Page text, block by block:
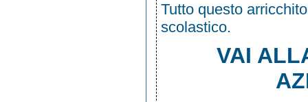
Tutto questo
scolastico.
VAI